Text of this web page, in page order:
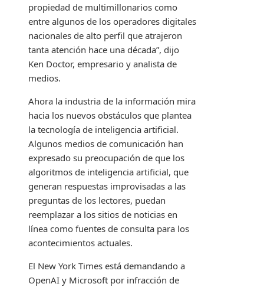
propiedad de multimillonarios como
entre algunos de los operadores digitales
nacionales de alto perfil que atrajeron
tanta atención hace una década”, dijo
Ken Doctor, empresario y analista de
medios.
Ahora la industria de la información mira
hacia los nuevos obstáculos que plantea
la tecnología de inteligencia artificial.
Algunos medios de comunicación han
expresado su preocupación de que los
algoritmos de inteligencia artificial, que
generan respuestas improvisadas a las
preguntas de los lectores, puedan
reemplazar a los sitios de noticias en
línea como fuentes de consulta para los
acontecimientos actuales.
El New York Times está demandando a
OpenAI y Microsoft por infracción de